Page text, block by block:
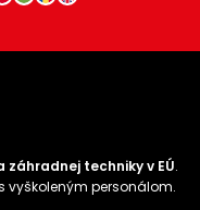
techniky v EÚ.
vyškoleným personálom.